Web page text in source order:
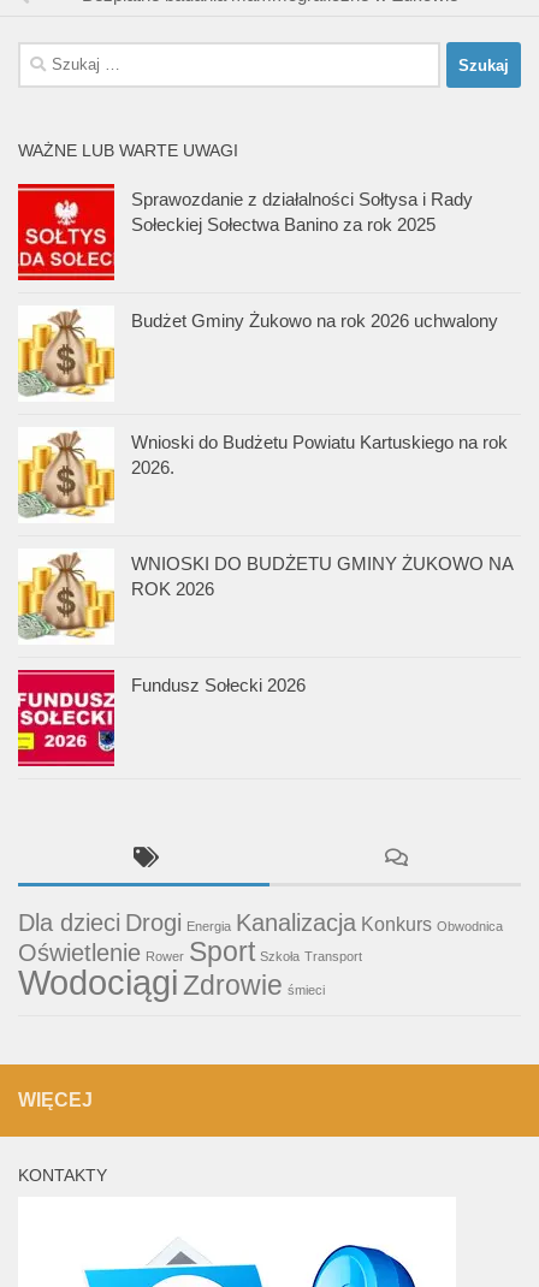
Szukaj:
WAŻNE LUB WARTE UWAGI
Sprawozdanie z działalności Sołtysa i Rady
Sołeckiej Sołectwa Banino za rok 2025
Budżet Gminy Żukowo na rok 2026 uchwalony
Wnioski do Budżetu Powiatu Kartuskiego na rok
2026.
WNIOSKI DO BUDŻETU GMINY ŻUKOWO NA
ROK 2026
Fundusz Sołecki 2026
Dla dzieci Drogi Energia Kanalizacja Konkurs Obwodnica
Oświetlenie Rower Sport Szkoła Transport
WodociągiZdrowie śmieci
WIĘCEJ
KONTAKTY